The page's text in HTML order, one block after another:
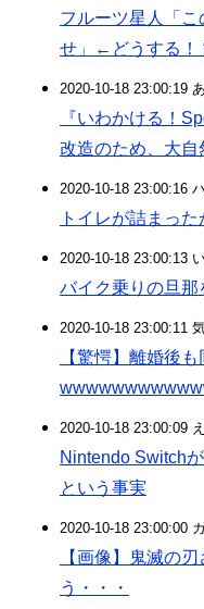
フルーツ星人「
せ」←どうする！
2020-10-18 23:00:19
『いわかける！
改造のため、大自
2020-10-18 23:00:16
トイレが詰まっ
2020-10-18 23:00:13
バイク乗りの旦
2020-10-18 23:00:11
【驚愕】離婚後
2020-10-18 23:00:09
Nintendo Switch
という事実
2020-10-18 23:00:00
【画像】鬼滅の
う・・・